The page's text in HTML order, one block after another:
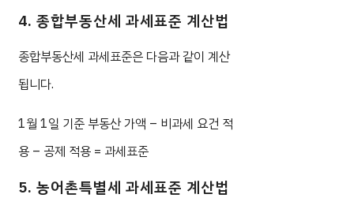
4. 종합부동산세 과세표준 계산법
종합부동산세 과세표준은 다음과 같이 계산
됩니다.
1월 1일 기준 부동산 가액 – 비과세 요건 적
용 – 공제 적용 = 과세표준
5. 농어촌특별세 과세표준 계산법